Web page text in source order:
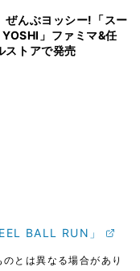
ぜんぶヨッシー!「スー
」ファミマ&任
ストアで発売
BALL RUN」
とは異なる場合があり